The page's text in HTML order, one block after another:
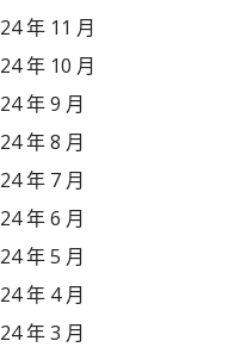
年 11 月
年 10 月
年 9 月
年 8 月
年 7 月
年 6 月
年 5 月
年 4 月
年 3 月